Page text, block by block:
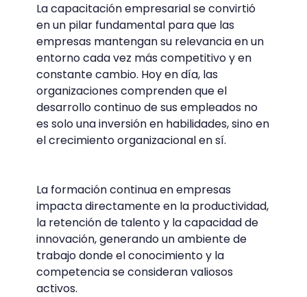
La capacitación empresarial se convirtió
en un pilar fundamental para que las
empresas mantengan su relevancia en un
entorno cada vez más competitivo y en
constante cambio. Hoy en día, las
organizaciones comprenden que el
desarrollo continuo de sus empleados no
es solo una inversión en habilidades, sino en
el crecimiento organizacional en sí.
La formación continua en empresas
impacta directamente en la productividad,
la retención de talento y la capacidad de
innovación, generando un ambiente de
trabajo donde el conocimiento y la
competencia se consideran valiosos
activos.